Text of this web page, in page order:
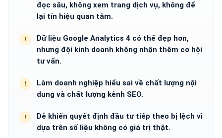
đọc sâu, không xem trang dịch vụ, không để
lại tín hiệu quan tâm.
Dữ liệu Google Analytics 4 có thể đẹp hơn,
nhưng đội kinh doanh không nhận thêm cơ hội
tư vấn.
Làm doanh nghiệp hiểu sai về chất lượng nội
dung và chất lượng kênh SEO.
Dễ khiến quyết định đầu tư tiếp theo bị lệch vì
dựa trên số liệu không có giá trị thật.